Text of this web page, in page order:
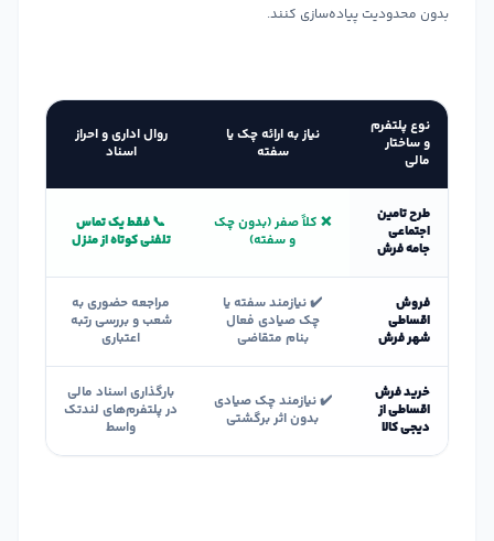
بدون محدودیت پیاده‌سازی کنند.
نوع پلتفرم
و ساختار
مالی
نیاز به ارائه چک یا
سفته
روال اداری و احراز
اسناد
طرح تامین
اجتماعی
جامه فرش
❌ کلاً صفر (بدون چک
و سفته)
📞 فقط یک تماس
تلفنی کوتاه از منزل
فروش
اقساطی
شهر فرش
✔️ نیازمند سفته یا
چک صیادی فعال
بنام متقاضی
مراجعه حضوری به
شعب و بررسی رتبه
اعتباری
خرید فرش
اقساطی از
دیجی کالا
✔️ نیازمند چک صیادی
بدون اثر برگشتی
بارگذاری اسناد مالی
در پلتفرم‌های لندتک
واسط